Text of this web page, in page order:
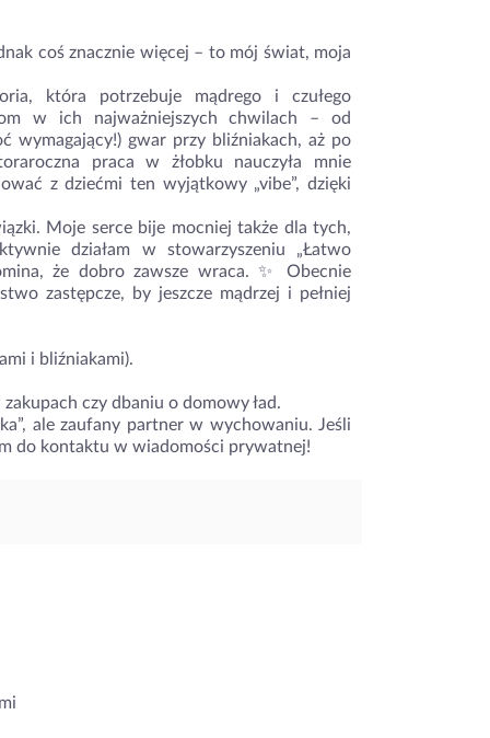
coś znacznie więcej – to mój świat, moja
która potrzebuje mądrego i czułego
w ich najważniejszych chwilach – od
wymagający!) gwar przy bliźniakach, aż po
praca w żłobku nauczyła mnie
z dziećmi ten wyjątkowy „vibe”, dzięki
Moje serce bije mocniej także dla tych,
działam w stowarzyszeniu „Łatwo
że dobro zawsze wraca. ✨ Obecnie
zastępcze, by jeszcze mądrzej i pełniej
i bliźniakami).
czy dbaniu o domowy ład.
ale zaufany partner w wychowaniu. Jeśli
do kontaktu w wiadomości prywatnej!